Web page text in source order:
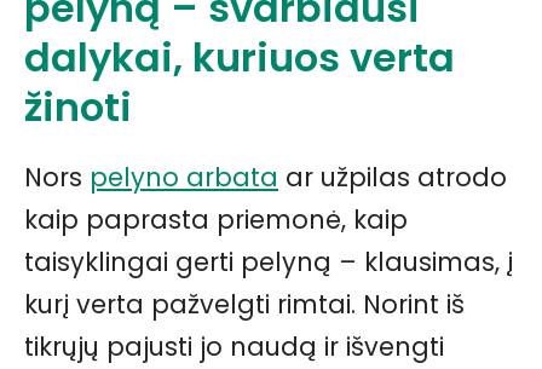
dalykai, kuriuos verta
žinoti
Nors pelyno arbata ar užpilas atrodo
kaip paprasta priemonė, kaip
taisyklingai gerti pelyną – klausimas, į
kurį verta pažvelgti rimtai. Norint iš
tikrųjų pajusti jo naudą ir išvengti